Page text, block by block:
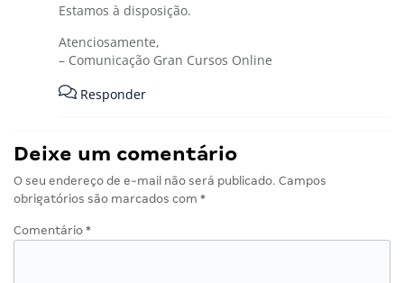
Estamos à disposição.
Atenciosamente,
– Comunicação Gran Cursos Online
Responder
Deixe um comentário
O seu endereço de e-mail não será publicado. Campos
obrigatórios são marcados com *
Comentário *